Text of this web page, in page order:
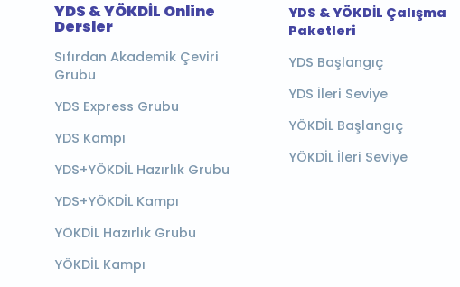
YDS & YÖKDİL Online
Dersler
Sıfırdan Akademik Çeviri
Grubu
YDS Express Grubu
YDS Kampı
YDS+YÖKDİL Hazırlık Grubu
YDS+YÖKDİL Kampı
YÖKDİL Hazırlık Grubu
YÖKDİL Kampı
YDS & YÖKDİL Çalışma
Paketleri
YDS Başlangıç
YDS İleri Seviye
YÖKDİL Başlangıç
YÖKDİL İleri Seviye